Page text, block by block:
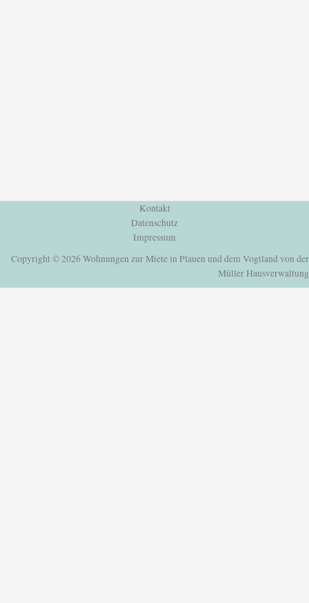
Kontakt
Datenschutz
Impressum
Copyright © 2026 Wohnungen zur Miete in Plauen und dem Vogtland von der
Müller Hausverwaltung